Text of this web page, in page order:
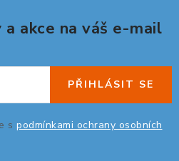
akce na váš e-mail
s podmínkami ochrany osobních
PŘIHLÁSIT SE